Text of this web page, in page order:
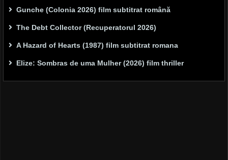
Gunche (Colonia 2026) film subtitrat română
The Debt Collector (Recuperatorul 2026)
A Hazard of Hearts (1987) film subtitrat romana
Elize: Sombras de uma Mulher (2026) film thriller